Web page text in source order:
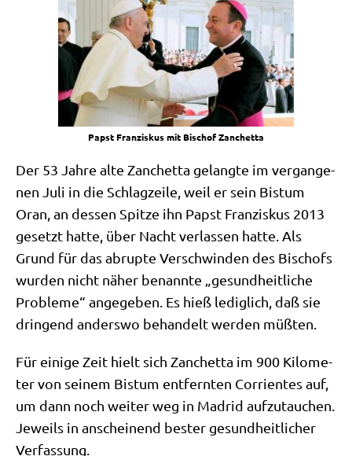
Papst Fran­zis­kus mit Bischof Zanchetta
Der 53 Jah­re alte Zan­chet­ta gelang­te im ver­gan­ge­
nen Juli in die Schlag­zei­le, weil er sein Bis­tum
Oran, an des­sen Spit­ze ihn Papst Fran­zis­kus 2013
gesetzt hat­te, über Nacht ver­las­sen hat­te. Als
Grund für das abrup­te Ver­schwin­den des Bischofs
wur­den nicht näher benann­te „gesund­heit­li­che
Pro­ble­me“ ange­ge­ben. Es hieß ledig­lich, daß sie
drin­gend anders­wo behan­delt wer­den müßten.
Für eini­ge Zeit hielt sich Zan­chet­ta im 900 Kilo­me­
ter von sei­nem Bis­tum ent­fern­ten Cor­ri­en­tes auf,
um dann noch wei­ter weg in Madrid auf­zu­tau­chen.
Jeweils in anschei­nend bester gesund­heit­li­cher
Verfassung.